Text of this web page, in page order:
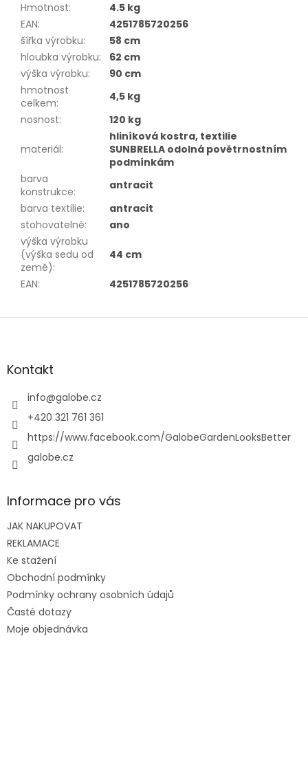
Hmotnost:
4.5 kg
EAN:
4251785720256
šířka výrobku:
58 cm
hloubka výrobku:
62 cm
výška výrobku:
90 cm
hmotnost
celkem:
4,5 kg
nosnost: 120 kg
materiál:
hliníková kostra, textilie
SUNBRELLA odolná povětrnostním
podmínkám
barva
konstrukce:
antracit
barva textilie:
antracit
stohovatelné:
ano
výška výrobku
(výška sedu od
země):
44 cm
EAN: 4251785720256
Z
aKontakt
info@galobe.cz
+420 321 761 361
https://www.facebook.com/GalobeGardenLooksBetter
galobe.cz
Informace pro vás
JAK NAKUPOVAT
REKLAMACE
Ke stažení
Obchodní podmínky
Podmínky ochrany osobních údajů
Časté dotazy
Moje objednávka